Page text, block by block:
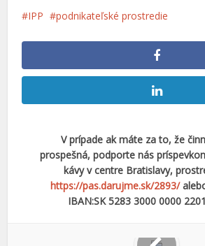
IPP podnikateľské prostredie
V prípade ak máte za to, že
prospešná, podporte nás
kávy v centre Bratislavy,
https://pas.darujme.sk/2893/
IBAN:SK 5283 3000 0000